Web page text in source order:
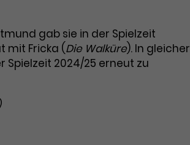
gab sie in der Spielzeit
mit Fricka (Die Walküre). In gleicher
Spielzeit 2024/25 erneut zu